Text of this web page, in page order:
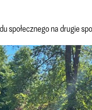
społecznego na drugie